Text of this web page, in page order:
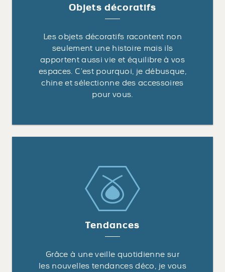
Objets décoratifs
Les objets décoratifs racontent non
seulement une histoire mais ils
apportent aussi vie et équilibre à vos
espaces. C’est pourquoi, je débusque,
chine et sélectionne des accessoires
pour vous.
Tendances
Grâce à une veille quotidienne sur
les nouvelles tendances déco, je vous